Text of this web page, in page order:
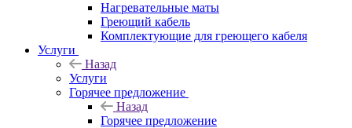
Нагревательные маты
Греющий кабель
Комплектующие для греющего кабеля
Услуги
Назад
Услуги
Горячее предложение
Назад
Горячее предложение